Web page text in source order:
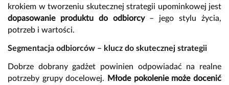
krokiem w tworzeniu skutecznej strategii upominkowej jest
dopasowanie produktu do odbiorcy– jego stylu życia,
potrzeb i wartości.
Segmentacja odbiorców – klucz do skutecznej strategii
Dobrze dobrany gadżet powinien odpowiadać na realne
potrzeby grupy docelowej.
Młode pokolenie może docenić